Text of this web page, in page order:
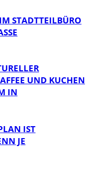
STADTTEILBÜRO
UND KUCHEN
IN
IST
JE